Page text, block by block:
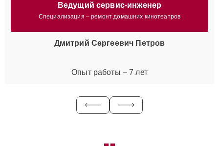
Ведущий сервис-инженер
Специализация – ремонт домашних кинотеатров
Дмитрий Сергеевич Петров
Опыт работы – 7 лет